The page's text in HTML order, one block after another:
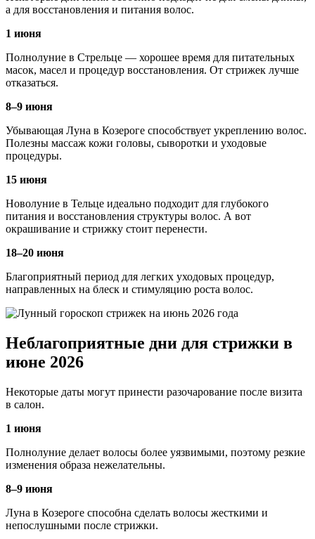
а для восстановления и питания волос.
1 июня
Полнолуние в Стрельце — хорошее время для питательных
масок, масел и процедур восстановления. От стрижек лучше
отказаться.
8–9 июня
Убывающая Луна в Козероге способствует укреплению волос.
Полезны массаж кожи головы, сыворотки и уходовые
процедуры.
15 июня
Новолуние в Тельце идеально подходит для глубокого
питания и восстановления структуры волос. А вот
окрашивание и стрижку стоит перенести.
18–20 июня
Благоприятный период для легких уходовых процедур,
направленных на блеск и стимуляцию роста волос.
Неблагоприятные дни для стрижки в
июне 2026
Некоторые даты могут принести разочарование после визита
в салон.
1 июня
Полнолуние делает волосы более уязвимыми, поэтому резкие
изменения образа нежелательны.
8–9 июня
Луна в Козероге способна сделать волосы жесткими и
непослушными после стрижки.